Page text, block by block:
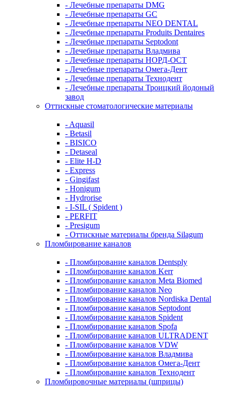
- Лечебные препараты DMG
- Лечебные препараты GC
- Лечебные препараты NEO DENTAL
- Лечебные препараты Produits Dentaires
- Лечебные препараты Septodont
- Лечебные препараты Владмива
- Лечебные препараты НОРД-ОСТ
- Лечебные препараты Омега-Дент
- Лечебные препараты Технодент
- Лечебные препараты Троицкий йодоный
завод
Оттискные стоматологические материалы
- Aquasil
- Betasil
- BISICO
- Detaseal
- Elite H-D
- Express
- Gingifast
- Honigum
- Hydrorise
- I-SIL ( Spident )
- PERFIT
- Presigum
- Оттискные материалы бренда Silagum
Пломбирование каналов
- Пломбирование каналов Dentsply
- Пломбирование каналов Kerr
- Пломбирование каналов Meta Biomed
- Пломбирование каналов Neo
- Пломбирование каналов Nordiska Dental
- Пломбирование каналов Septodont
- Пломбирование каналов Spident
- Пломбирование каналов Spofa
- Пломбирование каналов ULTRADENT
- Пломбирование каналов VDW
- Пломбирование каналов Владмива
- Пломбирование каналов Омега-Дент
- Пломбирование каналов Технодент
Пломбировочные материалы (шприцы)